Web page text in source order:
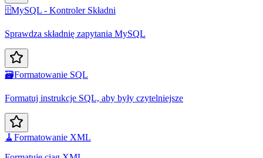
🗄️MySQL - Kontroler Składni
Sprawdza składnię zapytania MySQL
🗃️Formatowanie SQL
Formatuj instrukcje SQL, aby były czytelniejsze
🧹 Formatowanie XML